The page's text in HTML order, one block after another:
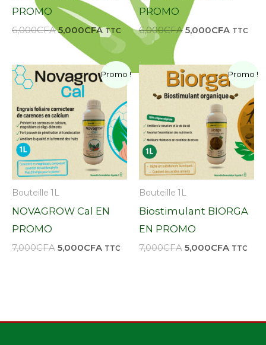
PROMO
6,000CFA 5,000CFA TTC
PROMO
6,000CFA 5,000CFA TTC
Promo !
Bouteille 1L
NOVAGROW Cal EN
PROMO
7,000CFA
prix
initial
7,000CFA.
5,000CFA
Le
prix
actuel
est :
5,000CFA.
TTC
Promo !
Bouteille 1L
Biostimulant BIORGA
EN PROMO
7,000CFA
Le
prix
initial
était :
7,000CFA.
5,000CFA
Le
prix
actuel
est :
TTC